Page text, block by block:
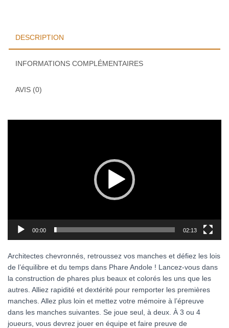
DESCRIPTION
INFORMATIONS COMPLÉMENTAIRES
AVIS (0)
00:00 02:13
Architectes chevronnés, retroussez vos manches et défiez les lois
de l’équilibre et du temps dans Phare Andole ! Lancez-vous dans
la construction de phares plus beaux et colorés les uns que les
autres. Alliez rapidité et dextérité pour remporter les premières
manches. Allez plus loin et mettez votre mémoire à l’épreuve
dans les manches suivantes. Se joue seul, à deux. À 3 ou 4
joueurs, vous devrez jouer en équipe et faire preuve de